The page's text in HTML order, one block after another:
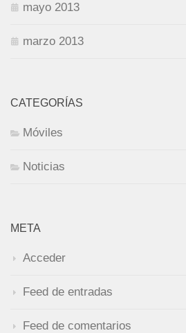
mayo 2013
marzo 2013
CATEGORÍAS
Móviles
Noticias
META
Acceder
Feed de entradas
Feed de comentarios